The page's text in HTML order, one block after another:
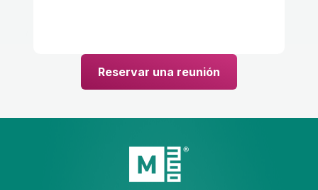
Reservar una reunión